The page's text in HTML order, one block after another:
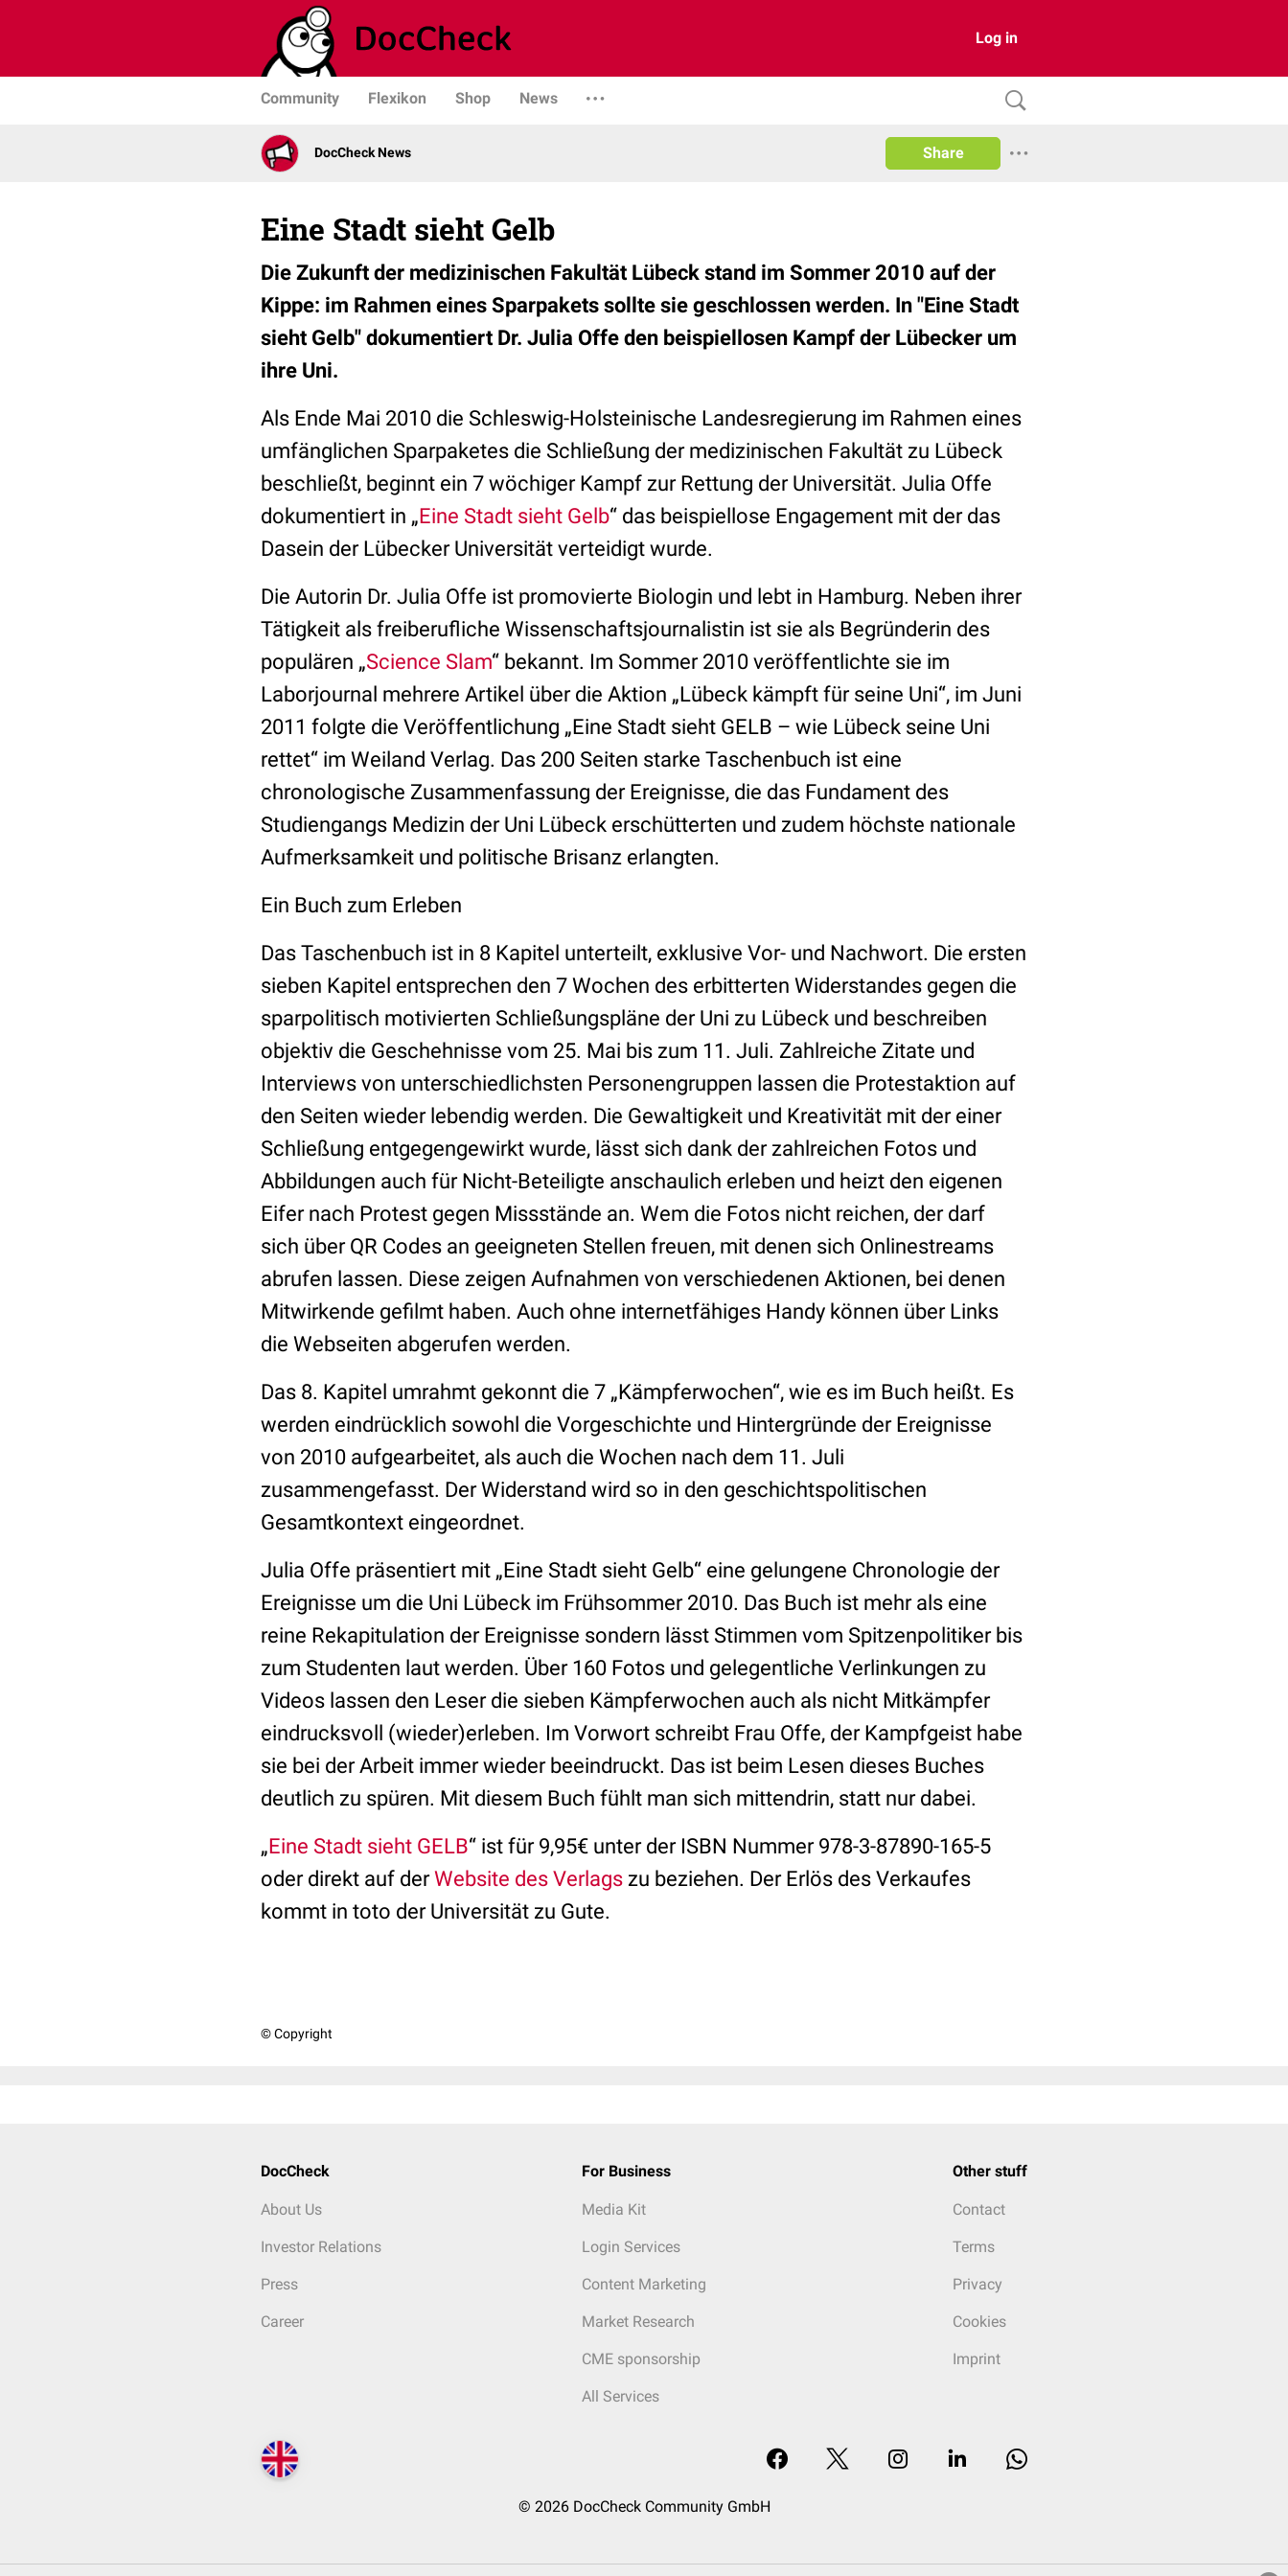
Log in
Community Flexikon Shop News
DocCheck News Share
Eine Stadt sieht Gelb
Die Zukunft der medizinischen Fakultät Lübeck stand im Sommer 2010 auf der
Kippe: im Rahmen eines Sparpakets sollte sie geschlossen werden. In "Eine Stadt
sieht Gelb" dokumentiert Dr. Julia Offe den beispiellosen Kampf der Lübecker um
ihre Uni.
Als Ende Mai 2010 die Schleswig-Holsteinische Landesregierung im Rahmen eines
umfänglichen Sparpaketes die Schließung der medizinischen Fakultät zu Lübeck
beschließt, beginnt ein 7 wöchiger Kampf zur Rettung der Universität. Julia Offe
dokumentiert in „Eine Stadt sieht Gelb“ das beispiellose Engagement mit der das
Dasein der Lübecker Universität verteidigt wurde.
Die Autorin Dr. Julia Offe ist promovierte Biologin und lebt in Hamburg. Neben ihrer
Tätigkeit als freiberufliche Wissenschaftsjournalistin ist sie als Begründerin des
populären „Science Slam“ bekannt. Im Sommer 2010 veröffentlichte sie im
Laborjournal mehrere Artikel über die Aktion „Lübeck kämpft für seine Uni“, im Juni
2011 folgte die Veröffentlichung „Eine Stadt sieht GELB – wie Lübeck seine Uni
rettet“ im Weiland Verlag. Das 200 Seiten starke Taschenbuch ist eine
chronologische Zusammenfassung der Ereignisse, die das Fundament des
Studiengangs Medizin der Uni Lübeck erschütterten und zudem höchste nationale
Aufmerksamkeit und politische Brisanz erlangten.
Ein Buch zum Erleben
Das Taschenbuch ist in 8 Kapitel unterteilt, exklusive Vor- und Nachwort. Die ersten
sieben Kapitel entsprechen den 7 Wochen des erbitterten Widerstandes gegen die
sparpolitisch motivierten Schließungspläne der Uni zu Lübeck und beschreiben
objektiv die Geschehnisse vom 25. Mai bis zum 11. Juli. Zahlreiche Zitate und
Interviews von unterschiedlichsten Personengruppen lassen die Protestaktion auf
den Seiten wieder lebendig werden. Die Gewaltigkeit und Kreativität mit der einer
Schließung entgegengewirkt wurde, lässt sich dank der zahlreichen Fotos und
Abbildungen auch für Nicht-Beteiligte anschaulich erleben und heizt den eigenen
Eifer nach Protest gegen Missstände an. Wem die Fotos nicht reichen, der darf
sich über QR Codes an geeigneten Stellen freuen, mit denen sich Onlinestreams
abrufen lassen. Diese zeigen Aufnahmen von verschiedenen Aktionen, bei denen
Mitwirkende gefilmt haben. Auch ohne internetfähiges Handy können über Links
die Webseiten abgerufen werden.
Das 8. Kapitel umrahmt gekonnt die 7 „Kämpferwochen“, wie es im Buch heißt. Es
werden eindrücklich sowohl die Vorgeschichte und Hintergründe der Ereignisse
von 2010 aufgearbeitet, als auch die Wochen nach dem 11. Juli
zusammengefasst. Der Widerstand wird so in den geschichtspolitischen
Gesamtkontext eingeordnet.
Julia Offe präsentiert mit „Eine Stadt sieht Gelb“ eine gelungene Chronologie der
Ereignisse um die Uni Lübeck im Frühsommer 2010. Das Buch ist mehr als eine
reine Rekapitulation der Ereignisse sondern lässt Stimmen vom Spitzenpolitiker bis
zum Studenten laut werden. Über 160 Fotos und gelegentliche Verlinkungen zu
Videos lassen den Leser die sieben Kämpferwochen auch als nicht Mitkämpfer
eindrucksvoll (wieder)erleben. Im Vorwort schreibt Frau Offe, der Kampfgeist habe
sie bei der Arbeit immer wieder beeindruckt. Das ist beim Lesen dieses Buches
deutlich zu spüren. Mit diesem Buch fühlt man sich mittendrin, statt nur dabei.
„Eine Stadt sieht GELB“ ist für 9,95€ unter der ISBN Nummer 978-3-87890-165-5
oder direkt auf derWebsite des Verlags zu beziehen. Der Erlös des Verkaufes
kommt in toto der Universität zu Gute.
© Copyright
DocCheck
About Us
Investor Relations
Press
Career
For Business
Media Kit
Login Services
Content Marketing
Market Research
CME sponsorship
All Services
Other stuff
Contact
Terms
Privacy
Cookies
Imprint
© 2026 DocCheck Community GmbH